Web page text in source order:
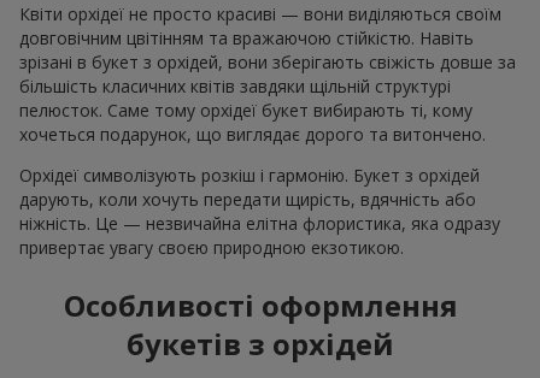
Квіти орхідеї не просто красиві — вони виділяються своїм
довговічним цвітінням та вражаючою стійкістю. Навіть
зрізані в букет з орхідей, вони зберігають свіжість довше за
більшість класичних квітів завдяки щільній структурі
пелюсток. Саме тому орхідеї букет вибирають ті, кому
хочеться подарунок, що виглядає дорого та витончено.
Орхідеї символізують розкіш і гармонію. Букет з орхідей
дарують, коли хочуть передати щирість, вдячність або
ніжність. Це — незвичайна елітна флористика, яка одразу
привертає увагу своєю природною екзотикою.
Особливості оформлення
букетів з орхідей